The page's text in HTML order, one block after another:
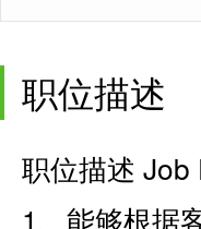
职位描述
职位描述 Job
1、能够根据